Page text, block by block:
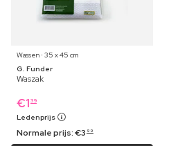
Wassen ⋅ 35 x 45 cm
G. Funder
Waszak
€1 39
Ledenprijs
Normale prijs:€3 99